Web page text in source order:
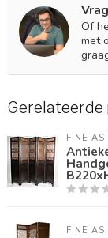
Of
met
FINE
FINE